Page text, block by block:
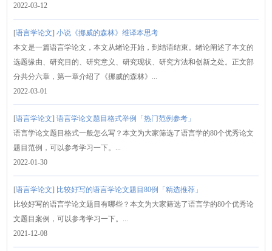
2022-03-12
[语言学论文]小说《挪威的森林》维译本思考
本文是一篇语言学论文，本文从绪论开始，到结语结束。绪论阐述了本文的
选题缘由、研究目的、研究意义、研究现状、研究方法和创新之处。正文部
分共分六章，第一章介绍了《挪威的森林》...
2022-03-01
[语言学论文]语言学论文题目格式举例「热门范例参考」
语言学论文题目格式一般怎么写？本文为大家筛选了语言学的80个优秀论文
题目范例，可以参考学习一下。...
2022-01-30
[语言学论文] 比较好写的语言学论文题目80例「精选推荐」
比较好写的语言学论文题目有哪些？本文为大家筛选了语言学的80个优秀论
文题目案例，可以参考学习一下。...
2021-12-08